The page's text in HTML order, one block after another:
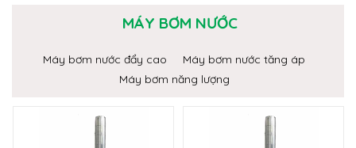
MÁY BƠM NƯỚC
Máy bơm nước đẩy cao
Máy bơm nước tăng áp
Máy bơm năng lượng